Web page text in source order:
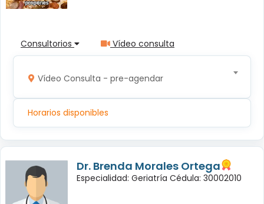
Consultorios Vídeo consulta
Vídeo Consulta - pre-agendar
Horarios disponibles
Dr. Brenda Morales Ortega
Especialidad: Geriatría Cédula: 30002010